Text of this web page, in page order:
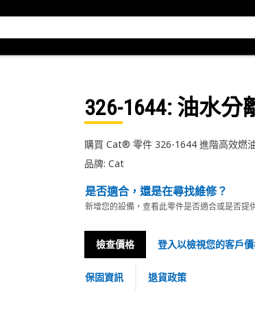
326-1644: 油水分
購買 Cat® 零件 326-1644 進階高效燃
品牌: Cat
是否適合，還是在尋找維修？
新增您的設備，查看此零件是否適合或是否提
檢查價格 登入以檢視您的客戶
保固資訊 退貨政策